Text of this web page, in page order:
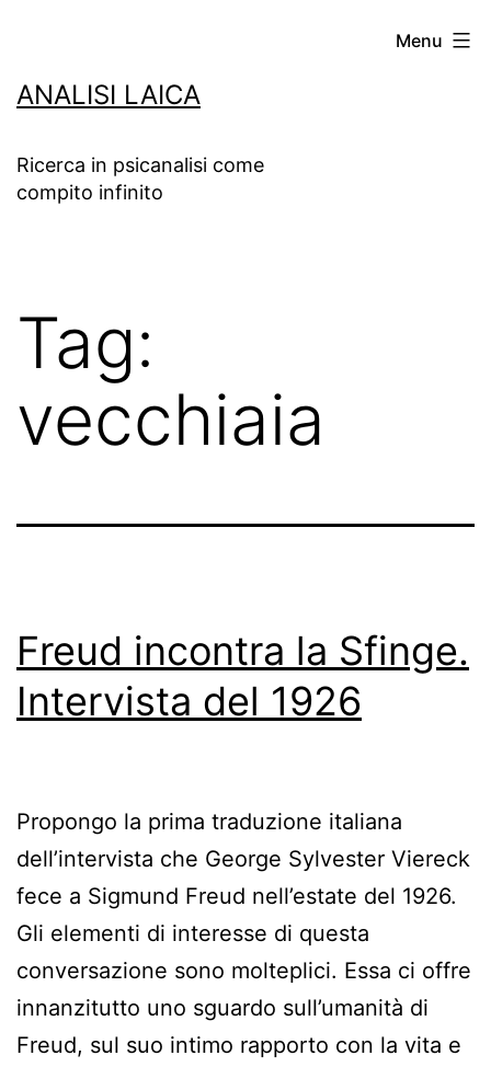
contenuto
ANALISI LAICA
Ricerca in psicanalisi come
compito infinito
Menu
Tag:
vecchiaia
Freud incontra la Sfinge.
Intervista del 1926
Propongo la prima traduzione italiana
dell’intervista che George Sylvester Viereck
fece a Sigmund Freud nell’estate del 1926.
Gli elementi di interesse di questa
conversazione sono molteplici. Essa ci offre
innanzitutto uno sguardo sull’umanità di
Freud, sul suo intimo rapporto con la vita e